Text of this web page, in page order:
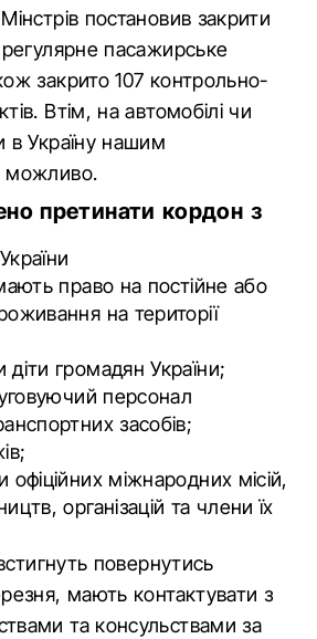
постановив закрити
пасажирське
закрито 107 контрольно-
Втім, на автомобілі чи
в Україну нашим
можливо.
претинати кордон з
право на постійне або
на території
громадян України;
персонал
засобів;
офіційних міжнародних місій,
організацій та члени їх
повернутись
мають контактувати з
та консульствами за